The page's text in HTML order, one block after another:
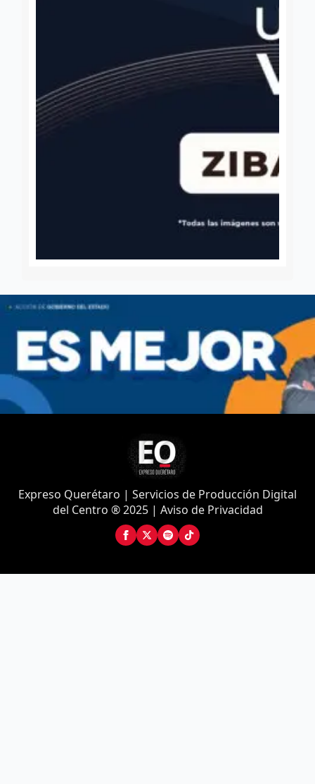
Expreso Querétaro | Servicios de Producción Digital
del Centro ® 2025 | Aviso de Privacidad